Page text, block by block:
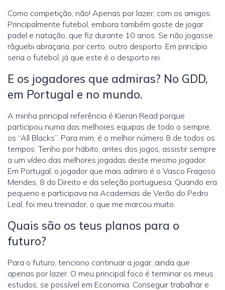
Como competição, não! Apenas por lazer, com os amigos.
Principalmente futebol, embora também goste de jogar
padel e natação, que fiz durante 10 anos. Se não jogasse
râguebi abraçaria, por certo, outro desporto. Em princípio
seria o futebol, já que este é o desporto rei.
E os jogadores que admiras? No GDD,
em Portugal e no mundo.
A minha principal referência é Kieran Read porque
participou numa das melhores equipas de todo o sempre,
os “All Blacks”. Para mim, é o melhor número 8 de todos os
tempos. Tenho por hábito, antes dos jogos, assistir sempre
a um vídeo das melhores jogadas deste mesmo jogador.
Em Portugal, o jogador que mais admiro é o Vasco Fragoso
Mendes, 8 do Direito e da seleção portuguesa. Quando era
pequeno e participava na Academias de Verão do Pedro
Leal, foi meu treinador, o que me marcou muito.
Quais são os teus planos para o
futuro?
Para o futuro, tenciono continuar a jogar, ainda que
apenas por lazer. O meu principal foco é terminar os meus
estudos, se possível em Economia. Conseguir trabalhar e